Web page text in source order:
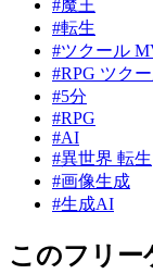
#魔王
#転生
#ツクール
#RPG ツク
#5分
#RPG
#AI
#異世界 転生
#画像生成
#生成AI
このフリー